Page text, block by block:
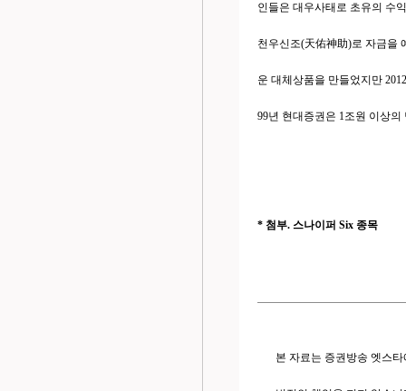
인들은 대우사태로 초유의 수
천우신조(天佑神助)로 자금을
운 대체상품을 만들었지만
99년 현대증권은 1조원 이상
* 첨부. 스나이퍼 Six 종목
본 자료는 증권방송 엣스